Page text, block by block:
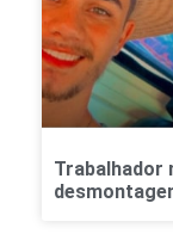
Trabalhador